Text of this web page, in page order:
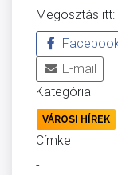
Megosztás itt:
E-mail
Kategória
VÁROSI HÍREK
Címke
-